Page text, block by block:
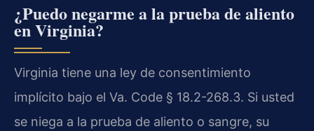
¿Puedo negarme a la prueba de aliento
en Virginia?
Virginia tiene una ley de consentimiento
implícito bajo el Va. Code § 18.2-268.3. Si usted
se niega a la prueba de aliento o sangre, su